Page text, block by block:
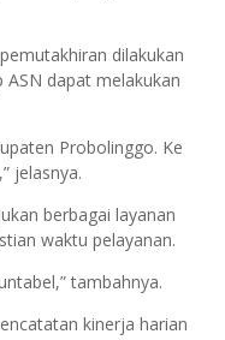
dilakukan
dapat melakukan
Probolinggo. Ke
jelasnya.
berbagai layanan
waktu pelayanan.
tambahnya.
kinerja harian